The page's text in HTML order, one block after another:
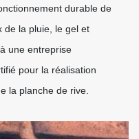
durable de
de la pluie, le gel et
une entreprise
pour la réalisation
la planche de rive.